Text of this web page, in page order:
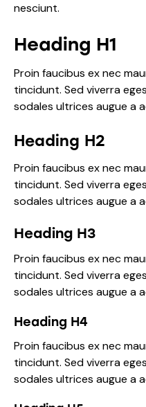
nesciunt.
Heading H1
Proin faucibus ex nec
tincidunt. Sed viverra
sodales ultrices augue a
Heading H2
Proin faucibus ex nec
tincidunt. Sed viverra
sodales ultrices augue a
Heading H3
Proin faucibus ex nec
tincidunt. Sed viverra
sodales ultrices augue a
Heading H4
Proin faucibus ex nec
tincidunt. Sed viverra
sodales ultrices augue a